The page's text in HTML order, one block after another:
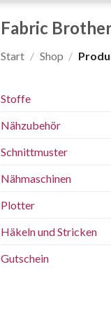
Fabric
Start / Shop /
Stoffe
Nähzubehör
Schnittmuster
Nähmaschinen
Plotter
Häkeln und Stricken
Gutschein